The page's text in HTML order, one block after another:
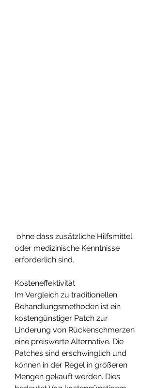
oder medizinische Kenntnisse
erforderlich sind.
Kosteneffektivität
Im Vergleich zu traditionellen
Behandlungsmethoden ist ein
kostengünstiger Patch zur
Linderung von Rückenschmerzen
eine preiswerte Alternative. Die
Patches sind erschwinglich und
können in der Regel in größeren
Mengen gekauft werden. Dies